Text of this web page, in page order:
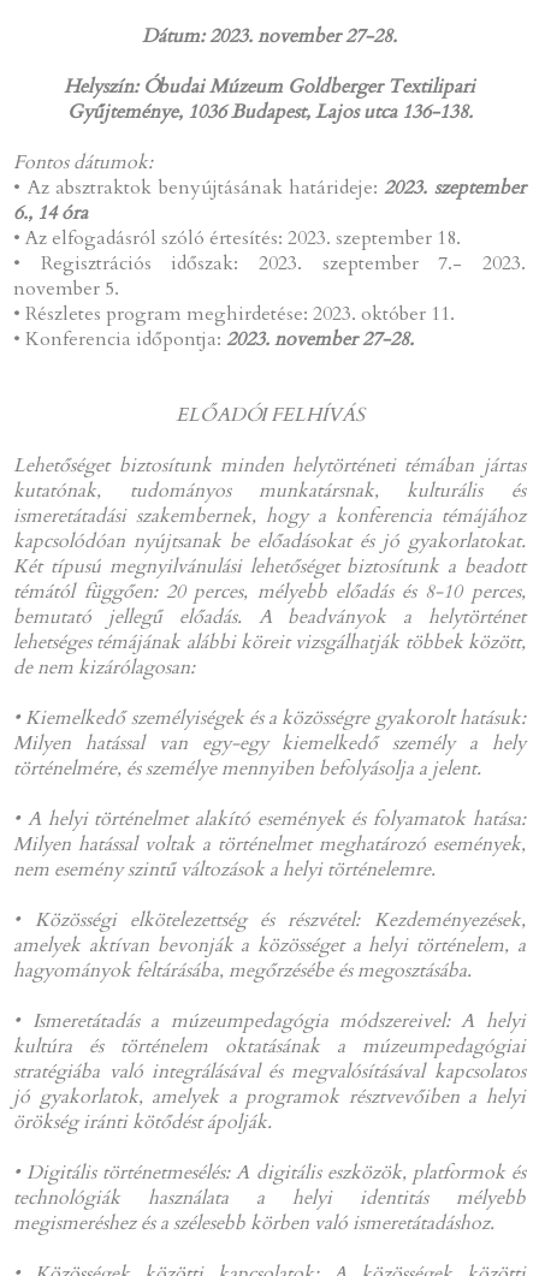
Dátum: 2023. november 27-28.
Helyszín: Óbudai Múzeum Goldberger Textilipari
Gyűjteménye, 1036 Budapest, Lajos utca 136-138.
Fontos dátumok:
• Az absztraktok benyújtásának határideje:2023. szeptember
6., 14 óra
• Az elfogadásról szóló értesítés: 2023. szeptember 18.
• Regisztrációs időszak: 2023. szeptember 7.- 2023.
november 5.
• Részletes program meghirdetése: 2023. október 11.
• Konferencia időpontja:2023. november 27-28.
ELŐADÓI FELHÍVÁS
Lehetőséget biztosítunk minden helytörténeti témában jártas
kutatónak, tudományos munkatársnak, kulturális és
ismeretátadási szakembernek, hogy a konferencia témájához
kapcsolódóan nyújtsanak be előadásokat és jó gyakorlatokat.
Két típusú megnyilvánulási lehetőséget biztosítunk a beadott
témától függően: 20 perces, mélyebb előadás és 8-10 perces,
bemutató jellegű előadás. A beadványok a helytörténet
lehetséges témájának alábbi köreit vizsgálhatják többek között,
de nem kizárólagosan:
• Kiemelkedő személyiségek és a közösségre gyakorolt hatásuk:
Milyen hatással van egy-egy kiemelkedő személy a hely
történelmére, és személye mennyiben befolyásolja a jelent.
• A helyi történelmet alakító események és folyamatok hatása:
Milyen hatással voltak a történelmet meghatározó események,
nem esemény szintű változások a helyi történelemre.
• Közösségi elkötelezettség és részvétel: Kezdeményezések,
amelyek aktívan bevonják a közösséget a helyi történelem, a
hagyományok feltárásába, megőrzésébe és megosztásába.
• Ismeretátadás a múzeumpedagógia módszereivel: A helyi
kultúra és történelem oktatásának a múzeumpedagógiai
stratégiába való integrálásával és megvalósításával kapcsolatos
jó gyakorlatok, amelyek a programok résztvevőiben a helyi
örökség iránti kötődést ápolják.
• Digitális történetmesélés: A digitális eszközök, platformok és
technológiák használata a helyi identitás mélyebb
megismeréshez és a szélesebb körben való ismeretátadáshoz.